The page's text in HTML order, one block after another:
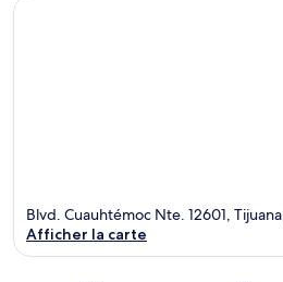
Blvd. Cuauhtémoc Nte. 12601,
Afficher la carte